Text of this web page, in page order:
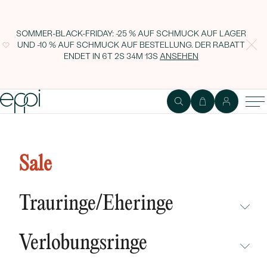
SOMMER-BLACK-FRIDAY: -25 % AUF SCHMUCK AUF LAGER
UND -10 % AUF SCHMUCK AUF BESTELLUNG. DER RABATT
ENDET IN 6T 2S 34M 12SANSEHEN
Sale
Trauringe/Eheringe
NEUHEITEN
Verlobungsringe
Moissanit Tamalika